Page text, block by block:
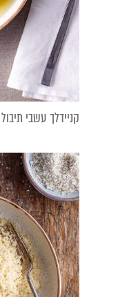
קניידלך עשבי תיבול